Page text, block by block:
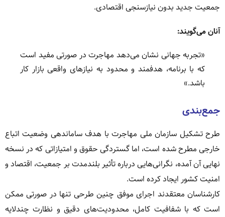
جمعیت جدید بدون نیازسنجی اقتصادی.
آنان می‌گویند:
«تجربه جهانی نشان می‌دهد مهاجرت در صورتی مفید است
که با برنامه، هدفمند و محدود به نیازهای واقعی بازار کار
باشد.»
جمع‌بندی
طرح تشکیل سازمان ملی مهاجرت با هدف ساماندهی وضعیت اتباع
خارجی مطرح شده است، اما گستردگی حقوق و امتیازاتی که در نسخه
نهایی آن آمده، نگرانی‌هایی درباره تأثیر بلندمدت بر جمعیت، اقتصاد و
امنیت کشور ایجاد کرده است.
کارشناسان معتقدند اجرای موفق چنین طرحی تنها در صورتی ممکن
است که با شفافیت کامل، محدودیت‌های دقیق و نظارت چندلایه